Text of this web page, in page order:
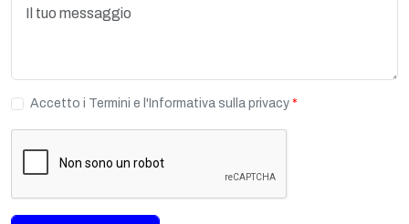
Accetto i Termini e l'Informativa sulla privacy